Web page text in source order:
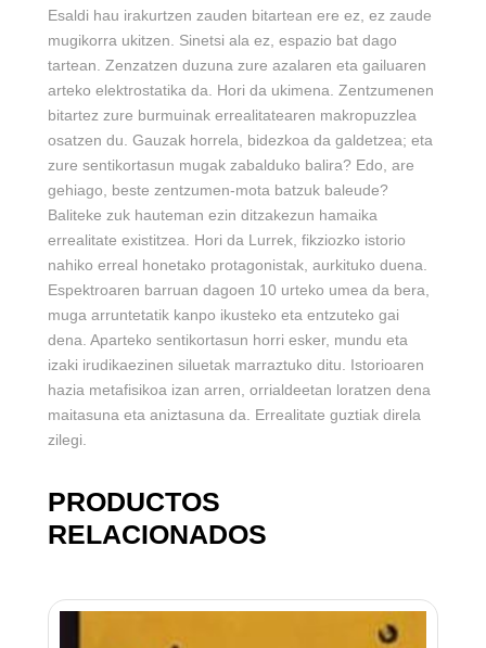
Esaldi hau irakurtzen zauden bitartean ere ez, ez zaude
mugikorra ukitzen. Sinetsi ala ez, espazio bat dago
tartean. Zenzatzen duzuna zure azalaren eta gailuaren
arteko elektrostatika da. Hori da ukimena. Zentzumenen
bitartez zure burmuinak errealitatearen makropuzzlea
osatzen du. Gauzak horrela, bidezkoa da galdetzea; eta
zure sentikortasun mugak zabalduko balira? Edo, are
gehiago, beste zentzumen-mota batzuk baleude?
Baliteke zuk hauteman ezin ditzakezun hamaika
errealitate existitzea. Hori da Lurrek, fikziozko istorio
nahiko erreal honetako protagonistak, aurkituko duena.
Espektroaren barruan dagoen 10 urteko umea da bera,
muga arruntetatik kanpo ikusteko eta entzuteko gai
dena. Aparteko sentikortasun horri esker, mundu eta
izaki irudikaezinen siluetak marraztuko ditu. Istorioaren
hazia metafisikoa izan arren, orrialdeetan loratzen dena
maitasuna eta aniztasuna da. Errealitate guztiak direla
zilegi.
PRODUCTOS
RELACIONADOS